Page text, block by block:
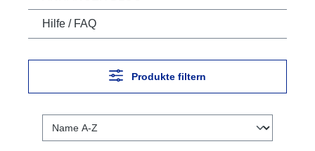
Hilfe / FAQ
Produkte filtern